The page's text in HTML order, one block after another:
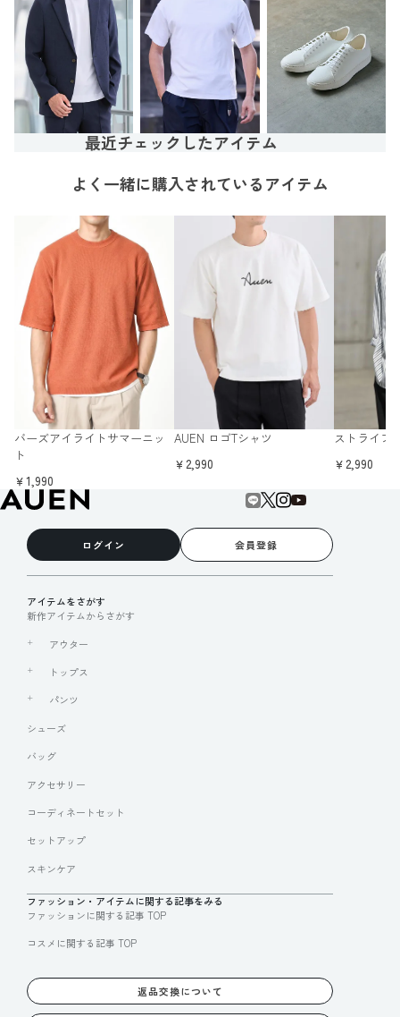
最近チェックしたアイテム
よく一緒に購入されているアイテム
バーズアイライトサマーニッ
ト
￥1,990
AUEN ロゴTシャツ
￥2,990
ストライプ
￥2,990
ログイン 会員登録
アイテムをさがす
新作アイテムからさがす
アウター
トップス
パンツ
シューズ
バッグ
アクセサリー
コーディネートセット
セットアップ
スキンケア
ファッション・アイテムに関する記事をみる
ファッションに関する記事 TOP
コスメに関する記事 TOP
返品交換について